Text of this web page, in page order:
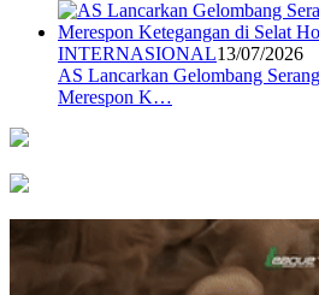
INTERNASIONAL13/07/2026
AS Lancarkan Gelombang
Merespon K…